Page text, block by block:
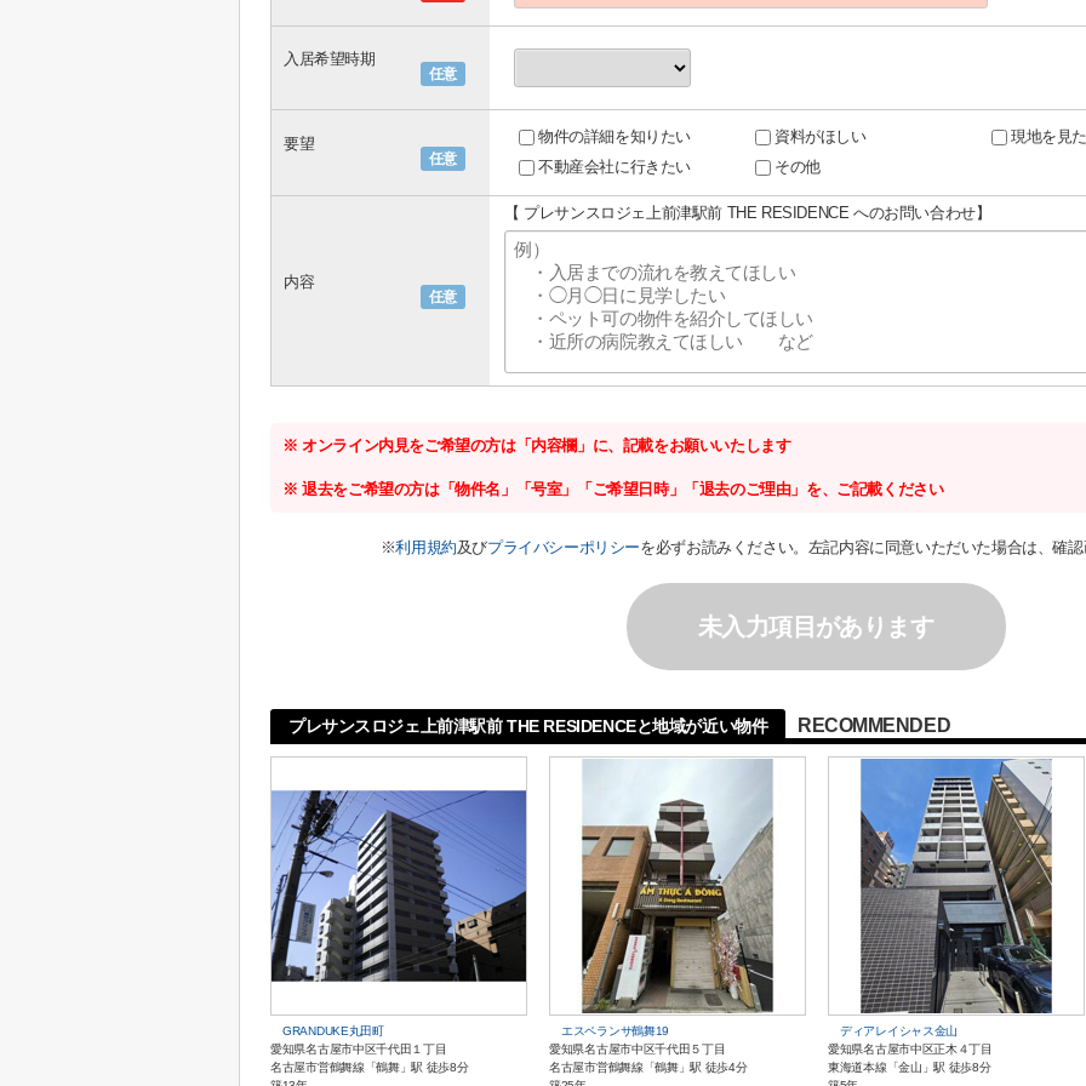
任意
入居希望時期
任意
要望 物件の詳細を知りたい 資料がほしい
現地を見
不動産会社に行きたい
その他
任意
内容
【 プレサンスロジェ上前津駅前 THE RESIDENCE へのお問い合わせ】
※ オンライン内見をご希望の方は「内容欄」に、記載をお願いいたします
※ 退去をご希望の方は「物件名」「号室」「ご希望日時」「退去のご理由」を、ご記載ください
※利用規約及びプライバシーポリシーを必ずお読みください。左記内容に同意いただいた場合は、確
未入力項目があります
プレサンスロジェ上前津駅前 THE RESIDENCEと地域が近い物件 RECOMMENDED
GRANDUKE丸田町
愛知県名古屋市中区千代田１丁目
名古屋市営鶴舞線「鶴舞」駅 徒歩8分
エスペランサ鶴舞19
愛知県名古屋市中区千代田５丁目
名古屋市営鶴舞線「鶴舞」駅 徒歩4分
ディアレイシャス金山
愛知県名古屋市中区正木４丁目
東海道本線「金山」駅 徒歩8分